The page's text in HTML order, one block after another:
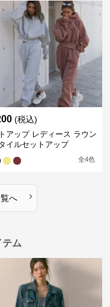
(税込)
アップ レディース ラウン
イルセットアップ
全4色
へ ›
テム